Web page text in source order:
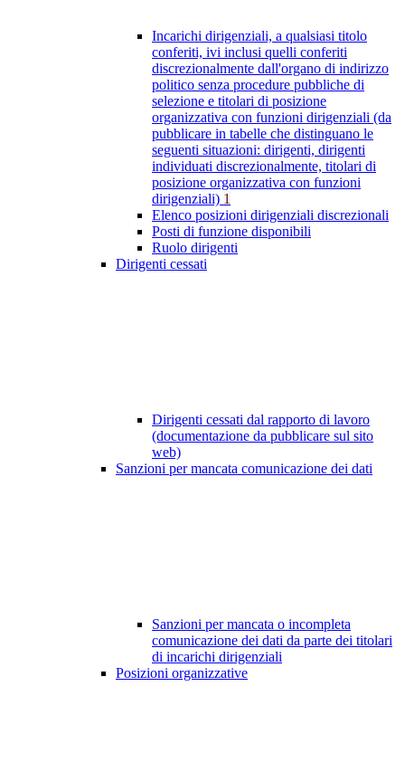
Incarichi dirigenziali, a qualsiasi titolo
conferiti, ivi inclusi quelli conferiti
discrezionalmente dall'organo di indirizzo
politico senza procedure pubbliche di
selezione e titolari di posizione
organizzativa con funzioni dirigenziali (da
pubblicare in tabelle che distinguano le
seguenti situazioni: dirigenti, dirigenti
individuati discrezionalmente, titolari di
posizione organizzativa con funzioni
dirigenziali) 1
Elenco posizioni dirigenziali discrezionali
Posti di funzione disponibili
Ruolo dirigenti
Dirigenti cessati
Dirigenti cessati dal rapporto di lavoro
(documentazione da pubblicare sul sito
web)
Sanzioni per mancata comunicazione dei dati
Sanzioni per mancata o incompleta
comunicazione dei dati da parte dei titolari
di incarichi dirigenziali
Posizioni organizzative